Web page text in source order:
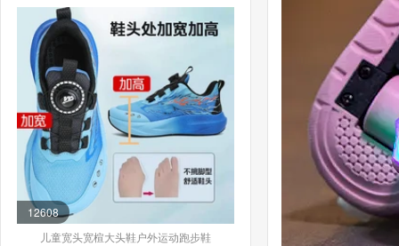
12608
儿童宽头宽楦大头鞋户外运动跑步鞋